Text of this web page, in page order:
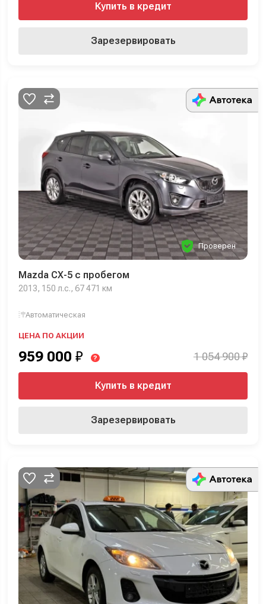
Купить в кредит
Зарезервировать
Проверен
Mazda CX-5 с пробегом
2013, 150 л.с., 67 471 км
Автоматическая
ЦЕНА ПО АКЦИИ
959 000 ₽ ? 1 054 900 ₽
Купить в кредит
Зарезервировать